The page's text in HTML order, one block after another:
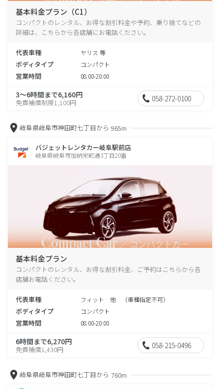
基本料金プラン（C1）
コンパクトのレンタル、お得な割引料金や予約、乗り捨てなどの
詳細は、こちらから各店舗にお電話ください。
代表車種 ヤリス 等
ボディタイプ コンパクト
営業時間 08:00-20:00
3～6時間まで6,160円
免責補償制度1,100円 058-272-0100
岐阜県岐阜市神田町七丁目から 965m
バジェットレンタカー岐阜駅前店
岐阜県岐阜市加納栄町通3丁目20番
基本料金プラン
コンパクトのレンタル、お得な割引料金、ご予約はこちらから各
店舗お電話ください。
代表車種 フィット 他 （車種指定不可）
ボディタイプ コンパクト
営業時間 08:00-20:00
6時間まで6,270円
免責補償1,430円 058-215-0496
岐阜県岐阜市神田町七丁目から 760m